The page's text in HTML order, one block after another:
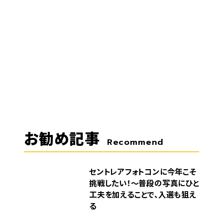
お勧め記事 Recommend
セントレアフォトコンに今年こそ
挑戦したい！～普段の写真にひと
工夫を加えることで、入選も狙え
る